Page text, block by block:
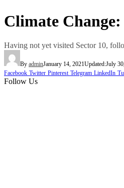
Climate
Having not yet visited Sector 10,
By adminJanuary 14, 2021Updated:July
Facebook Twitter Pinterest Telegram LinkedIn
Follow Us